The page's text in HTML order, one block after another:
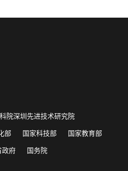
院深圳先进技术研究院
部 国家科技部
国家教育部
政府
国务院